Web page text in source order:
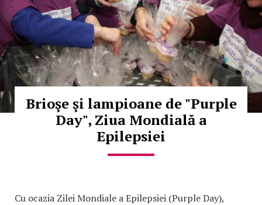
Brioşe şi lampioane de "Purple
Day", Ziua Mondială a
Epilepsiei
Cu ocazia Zilei Mondiale a Epilepsiei (Purple Day),